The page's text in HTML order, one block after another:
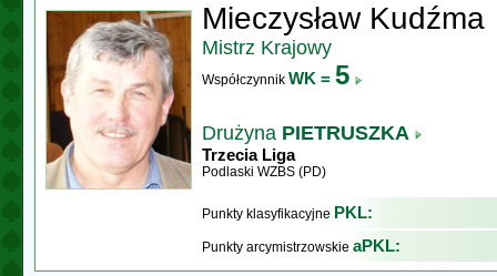
Mieczysław Kudźma
Mistrz Krajowy
Współczynnik WK = 5
Drużyna PIETRUSZKA
Trzecia Liga
Podlaski WZBS (PD)
Punkty klasyfikacyjne PKL:
Punkty arcymistrzowskie aPKL: